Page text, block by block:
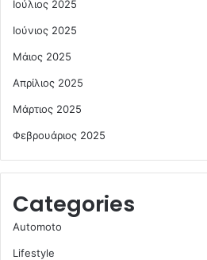
Ιούλιος 2025
Ιούνιος 2025
Μάιος 2025
Απρίλιος 2025
Μάρτιος 2025
Φεβρουάριος 2025
Categories
Automoto
Lifestyle